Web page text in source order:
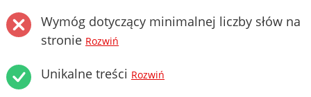
Wymóg dotyczący minimalnej liczby słów na
stronie Rozwiń
Unikalne treści Rozwiń